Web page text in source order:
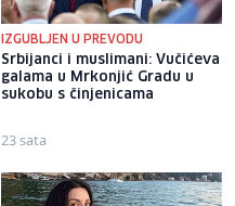
IZGUBLJEN U PREVODU
Srbijanci i muslimani: Vučićeva
galama u Mrkonjić Gradu u
sukobu s činjenicama
23 sata